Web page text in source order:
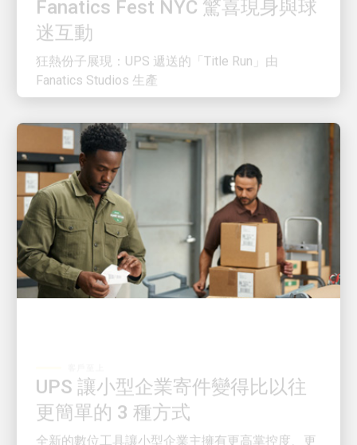
迷互動
狂熱份子展現：UPS 遞送的「Title Run」由
Fanatics Studios 生產
更簡單的 3 種方式
全新的數位工具讓小型企業主擁有更高掌控度、更
好的可視性，並減少花在物流上的時間